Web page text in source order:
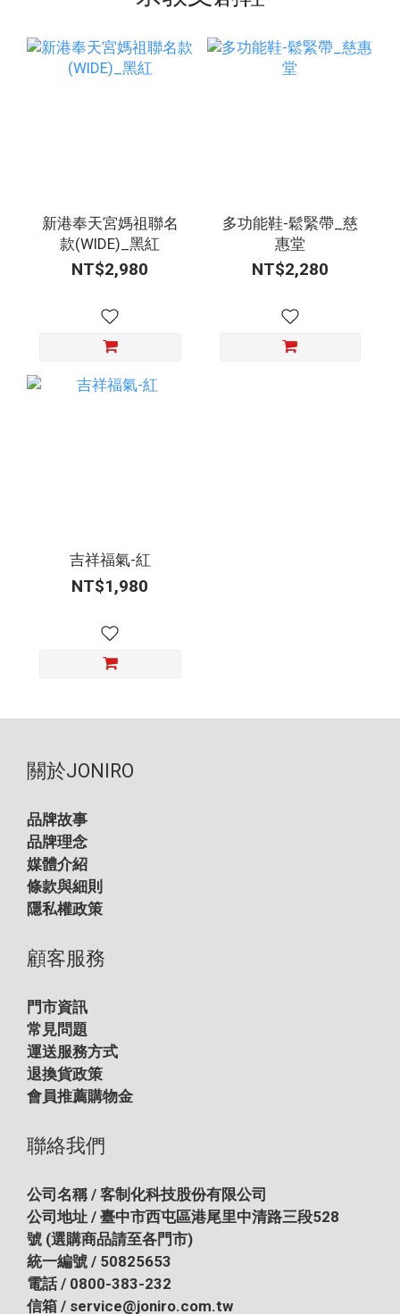
新港奉天宮媽祖聯名
款(WIDE)_黑紅
NT$2,980
多功能鞋-鬆緊帶_慈
惠堂
NT$2,280
吉祥福氣-紅
NT$1,980
關於JONIRO
品牌故事
品牌理念
媒體介紹
條款與細則
隱私權政策
顧客服務
門市資訊
常見問題
運送服務方式
退換貨政策
會員推薦購物金
聯絡我們
公司名稱 / 客制化科技股份有限公司
公司地址 / 臺中市西屯區港尾里中清路三段528
號 (選購商品請至各門市)
統一編號 / 50825653
電話 / 0800-383-232
信箱 / service@joniro.com.tw